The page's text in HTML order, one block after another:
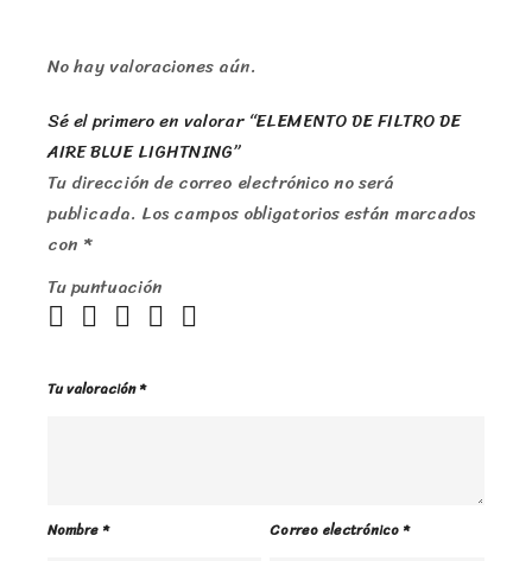
No hay valoraciones aún.
Sé el primero en valorar “ELEMENTO DE FILTRO DE
AIRE BLUE LIGHTNING”
Tu dirección de correo electrónico no será
publicada. Los campos obligatorios están marcados
con *
Tu puntuación
Tu valoración*
Nombre* Correo electrónico*